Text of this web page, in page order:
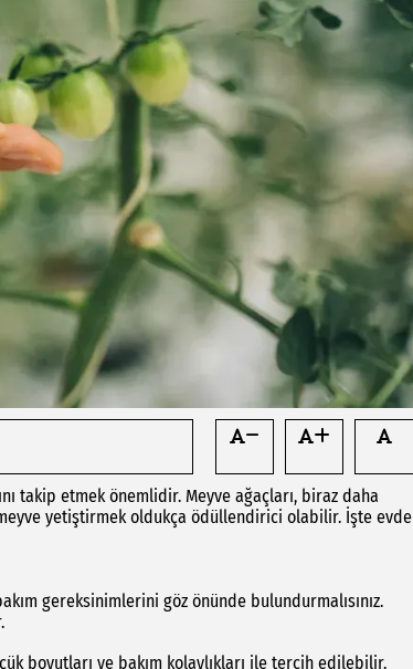
takip etmek önemlidir. Meyve ağaçları, biraz daha
yetiştirmek oldukça ödüllendirici olabilir. İşte evde
gereksinimlerini göz önünde bulundurmalısınız.
boyutları ve bakım kolaylıkları ile tercih edilebilir.